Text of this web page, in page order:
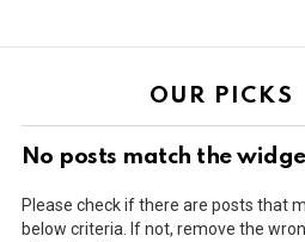
OUR PICKS
No posts match the
Please check if there are posts that
below criteria. If not, remove the